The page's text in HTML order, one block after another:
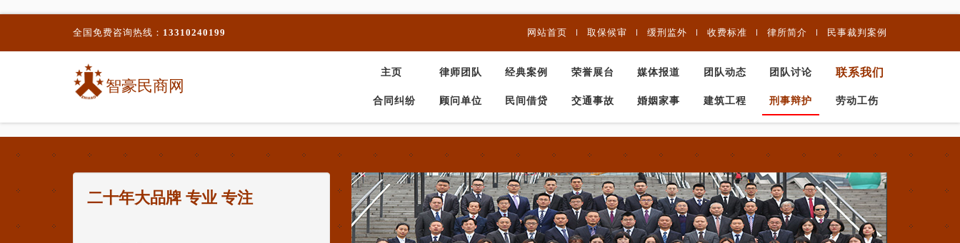
全国免费咨询热线： 13310240199 网站首页 取保候审 缓刑监外 收费标准 律所简介 民事裁判案例
智豪民商网
主页 律师团队 经典案例 荣誉展台 媒体报道 团队动态 团队讨论 联系我们
合同纠纷 顾问单位 民间借贷 交通事故 婚姻家事 建筑工程 刑事辩护 劳动工伤
二十年大品牌 专业 专注